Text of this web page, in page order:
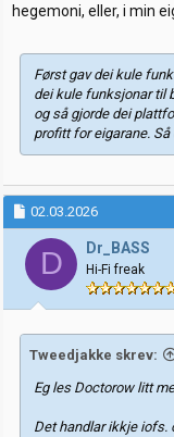
hegemoni, eller, i min
Først gav dei kule
dei kule funksjonar til
og så gjorde dei
profitt for eigarane. Så
02.03.2026
D Dr_BASS
Hi-Fi freak
Tweedjakke skrev:
Eg les Doctorow litt
Det handlar ikkje iofs.